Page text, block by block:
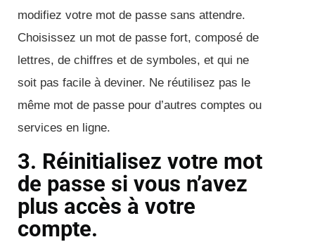
modifiez votre mot de passe sans attendre.
Choisissez un mot de passe fort, composé de
lettres, de chiffres et de symboles, et qui ne
soit pas facile à deviner. Ne réutilisez pas le
même mot de passe pour d’autres comptes ou
services en ligne.
3. Réinitialisez votre mot
de passe si vous n’avez
plus accès à votre
compte.